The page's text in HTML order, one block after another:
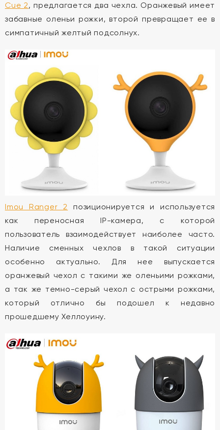
Cue 2, предлагается два чехла. Оранжевый имеет
забавные оленьи рожки, второй превращает ее в
симпатичный желтый подсолнух.
Imou Ranger 2
позиционируется и используется
как переносная IP-камера, с которой
пользователь взаимодействует наиболее часто.
Наличие сменных чехлов в такой ситуации
особенно актуально. Для нее выпускается
оранжевый чехол с такими же оленьими рожками,
а так же темно-серый чехол с острыми рожками,
который отлично бы подошел к недавно
прошедшему Хеллоуину.